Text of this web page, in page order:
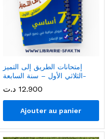
إمتحانات الطريق إلى التميز
-الثلاثي الأول – سنة السابعة
12.900 د.ت
Ajouter au panier